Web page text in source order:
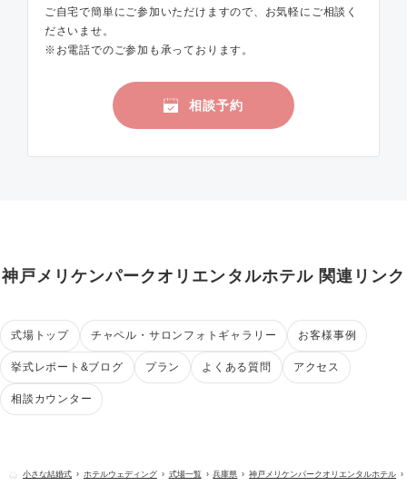
ご自宅で簡単にご参加いただけますので、お気軽にご相談く
ださいませ。
※お電話でのご参加も承っております。
相談予約
神戸メリケンパークオリエンタルホテル 関連リンク
式場トップ チャペル・サロンフォトギャラリー お客様事例
挙式レポート&ブログ プラン よくある質問 アクセス
相談カウンター
小さな結婚式 ホテルウェディング 式場一覧 兵庫県 神戸メリケンパークオリエンタルホテル